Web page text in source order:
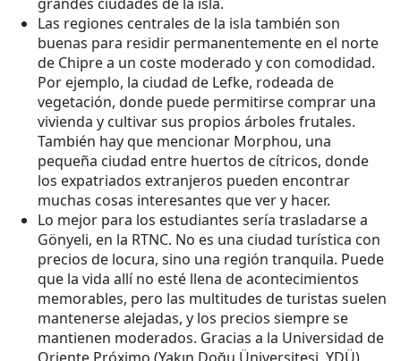
Las regiones centrales de la isla también son
buenas para residir permanentemente en el norte
de Chipre a un coste moderado y con comodidad.
Por ejemplo, la ciudad de Lefke, rodeada de
vegetación, donde puede permitirse comprar una
vivienda y cultivar sus propios árboles frutales.
También hay que mencionar Morphou, una
pequeña ciudad entre huertos de cítricos, donde
los expatriados extranjeros pueden encontrar
muchas cosas interesantes que ver y hacer.
Lo mejor para los estudiantes sería trasladarse a
Gönyeli, en la RTNC. No es una ciudad turística con
precios de locura, sino una región tranquila. Puede
que la vida allí no esté llena de acontecimientos
memorables, pero las multitudes de turistas suelen
mantenerse alejadas, y los precios siempre se
mantienen moderados. Gracias a la Universidad de